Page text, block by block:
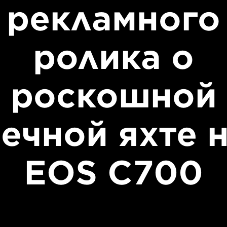
рекламного
ролика о
роскошной
яхте
EOS C700